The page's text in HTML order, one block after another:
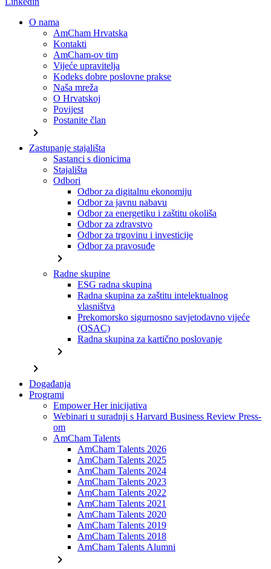
O nama
AmCham Hrvatska
Kontakti
AmCham-ov tim
Vijeće upravitelja
Kodeks dobre poslovne prakse
Naša mreža
O Hrvatskoj
Povijest
Postanite član
chevron_right
Zastupanje stajališta
Sastanci s dionicima
Stajališta
Odbori
Odbor za digitalnu ekonomiju
Odbor za javnu nabavu
Odbor za energetiku i zaštitu okoliša
Odbor za zdravstvo
Odbor za trgovinu i investicije
Odbor za pravosuđe
chevron_right
Radne skupine
ESG radna skupina
Radna skupina za zaštitu intelektualnog
vlasništva
Prekomorsko sigurnosno savjetodavno vijeće
(OSAC)
Radna skupina za kartično poslovanje
chevron_right
chevron_right
Događanja
Programi
Empower Her inicijativa
Webinari u suradnji s Harvard Business Review Press-
om
AmCham Talents
AmCham Talents 2026
AmCham Talents 2025
AmCham Talents 2024
AmCham Talents 2023
AmCham Talents 2022
AmCham Talents 2021
AmCham Talents 2020
AmCham Talents 2019
AmCham Talents 2018
AmCham Talents Alumni
chevron_right